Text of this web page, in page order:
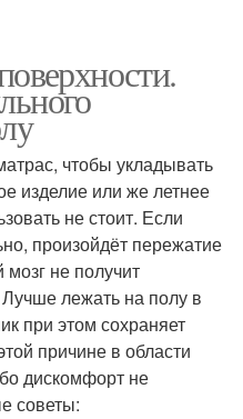
чтобы укладывать
изделие или же летнее
не стоит. Если
произойдёт пережатие
мозг не получит
лежать на полу в
при этом сохраняет
причине в области
дискомфорт не
советы: